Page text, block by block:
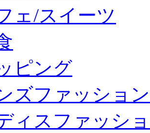
ェ/スイーツ
ピング
ズファッション
ィスファッシ